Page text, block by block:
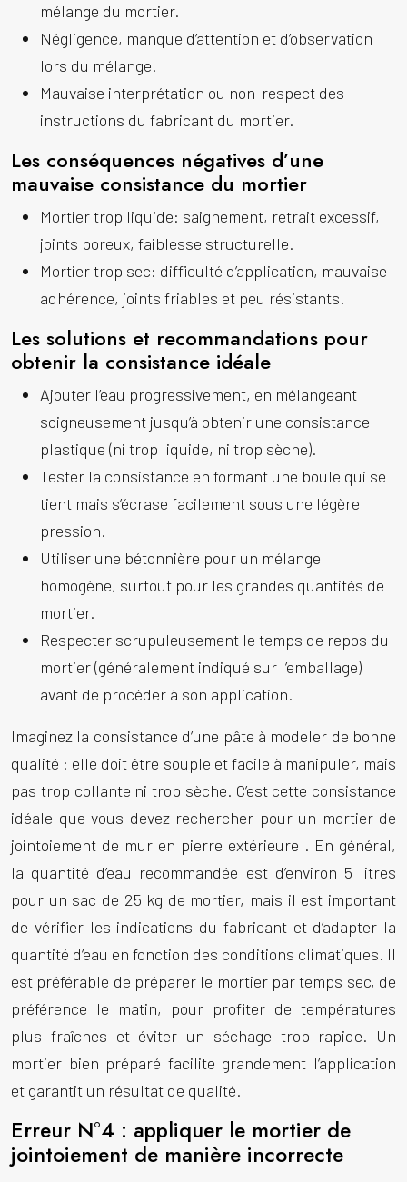
mélange du mortier.
Négligence, manque d’attention et d’observation
lors du mélange.
Mauvaise interprétation ou non-respect des
instructions du fabricant du mortier.
Les conséquences négatives d’une
mauvaise consistance du mortier
Mortier trop liquide: saignement, retrait excessif,
joints poreux, faiblesse structurelle.
Mortier trop sec: difficulté d’application, mauvaise
adhérence, joints friables et peu résistants.
Les solutions et recommandations pour
obtenir la consistance idéale
Ajouter l’eau progressivement, en mélangeant
soigneusement jusqu’à obtenir une consistance
plastique (ni trop liquide, ni trop sèche).
Tester la consistance en formant une boule qui se
tient mais s’écrase facilement sous une légère
pression.
Utiliser une bétonnière pour un mélange
homogène, surtout pour les grandes quantités de
mortier.
Respecter scrupuleusement le temps de repos du
mortier (généralement indiqué sur l’emballage)
avant de procéder à son application.
Imaginez la consistance d’une pâte à modeler de bonne
qualité : elle doit être souple et facile à manipuler, mais
pas trop collante ni trop sèche. C’est cette consistance
idéale que vous devez rechercher pour un mortier de
jointoiement de mur en pierre extérieure . En général,
la quantité d’eau recommandée est d’environ 5 litres
pour un sac de 25 kg de mortier, mais il est important
de vérifier les indications du fabricant et d’adapter la
quantité d’eau en fonction des conditions climatiques. Il
est préférable de préparer le mortier par temps sec, de
préférence le matin, pour profiter de températures
plus fraîches et éviter un séchage trop rapide. Un
mortier bien préparé facilite grandement l’application
et garantit un résultat de qualité.
Erreur N°4 : appliquer le mortier de
jointoiement de manière incorrecte